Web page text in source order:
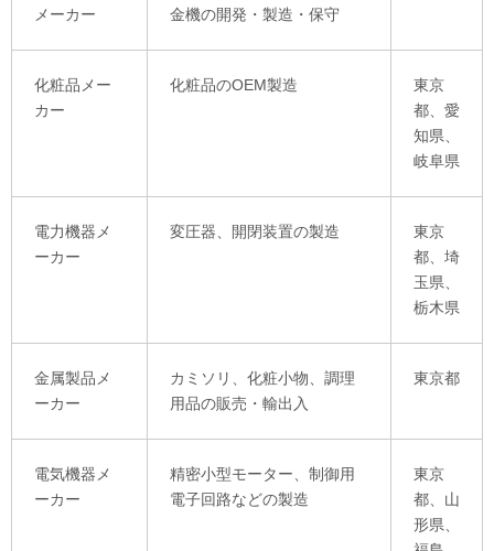
メーカー
金機の開発・製造・保守
化粧品メー
カー
化粧品のOEM製造
東京
都、愛
知県、
岐阜県
電力機器メ
ーカー
変圧器、開閉装置の製造
東京
都、埼
玉県、
栃木県
金属製品メ
ーカー
カミソリ、化粧小物、調理
用品の販売・輸出入
東京都
電気機器メ
ーカー
精密小型モーター、制御用
電子回路などの製造
東京
都、山
形県、